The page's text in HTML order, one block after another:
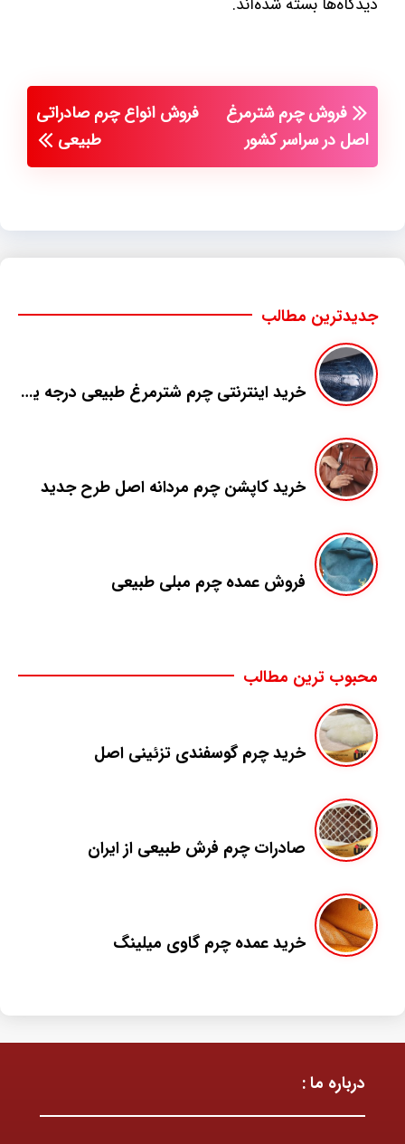
فروش چرم شترمرغ
اصل در سراسر کشور
فروش انواع چرم صادراتی
طبیعی
جدیدترین مطالب
خرید اینترنتی چرم شترمرغ طبیعی درجه یک در ایران
خرید کاپشن چرم مردانه اصل طرح جدید
فروش عمده چرم مبلی طبیعی
محبوب ترین مطالب
خرید چرم گوسفندی تزئینی اصل
صادرات چرم فرش طبیعی از ایران
خرید عمده چرم گاوی میلینگ
درباره ما :